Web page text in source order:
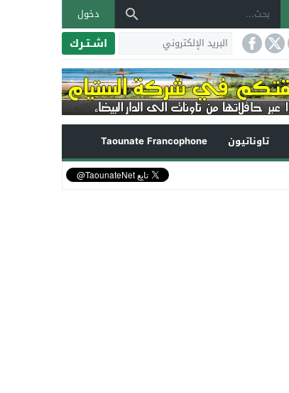
دخول
اشـتـرك
تاوناتيون
Taounate Francophone